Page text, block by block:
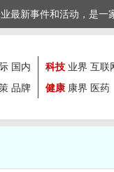
最新事件和活动，是
国内
品牌
科技 业界 互联
健康 康界 医药